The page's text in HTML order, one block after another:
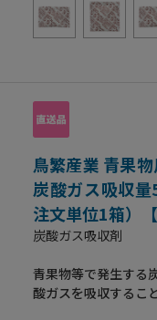
鳥繁産業 青果
炭酸ガス吸収
注文単位1箱）【
炭酸ガス吸収剤
青果物等で発生する
酸ガスを吸収するこ